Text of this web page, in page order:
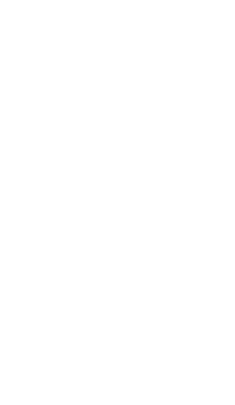
Właśnie dlatego to rozwiązanie zamka